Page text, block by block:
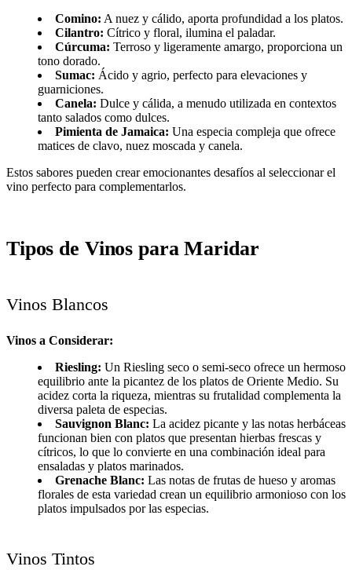
Comino: A nuez y cálido, aporta profundidad a los platos.
Cilantro: Cítrico y floral, ilumina el paladar.
Cúrcuma: Terroso y ligeramente amargo, proporciona un
tono dorado.
Sumac: Ácido y agrio, perfecto para elevaciones y
guarniciones.
Canela: Dulce y cálida, a menudo utilizada en contextos
tanto salados como dulces.
Pimienta de Jamaica: Una especia compleja que ofrece
matices de clavo, nuez moscada y canela.
Estos sabores pueden crear emocionantes desafíos al seleccionar el
vino perfecto para complementarlos.
Tipos de Vinos para Maridar
Vinos Blancos
Vinos a Considerar:
Riesling: Un Riesling seco o semi-seco ofrece un hermoso
equilibrio ante la picantez de los platos de Oriente Medio. Su
acidez corta la riqueza, mientras su frutalidad complementa la
diversa paleta de especias.
Sauvignon Blanc: La acidez picante y las notas herbáceas
funcionan bien con platos que presentan hierbas frescas y
cítricos, lo que lo convierte en una combinación ideal para
ensaladas y platos marinados.
Grenache Blanc: Las notas de frutas de hueso y aromas
florales de esta variedad crean un equilibrio armonioso con los
platos impulsados por las especias.
Vinos Tintos